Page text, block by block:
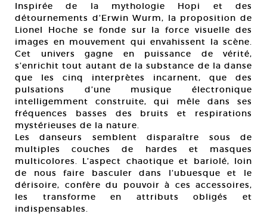
Inspirée de la mythologie Hopi et des
détournements d’Erwin Wurm, la proposition de
Lionel Hoche se fonde sur la force visuelle des
images en mouvement qui envahissent la scène.
Cet univers gagne en puissance de vérité,
s’enrichit tout autant de la substance de la danse
que les cinq interprètes incarnent, que des
pulsations d’une musique électronique
intelligemment construite, qui mêle dans ses
fréquences basses des bruits et respirations
mystérieuses de la nature.
Les danseurs semblent disparaître sous de
multiples couches de hardes et masques
multicolores. L’aspect chaotique et bariolé, loin
de nous faire basculer dans l’ubuesque et le
dérisoire, confère du pouvoir à ces accessoires,
les transforme en attributs obligés et
indispensables.